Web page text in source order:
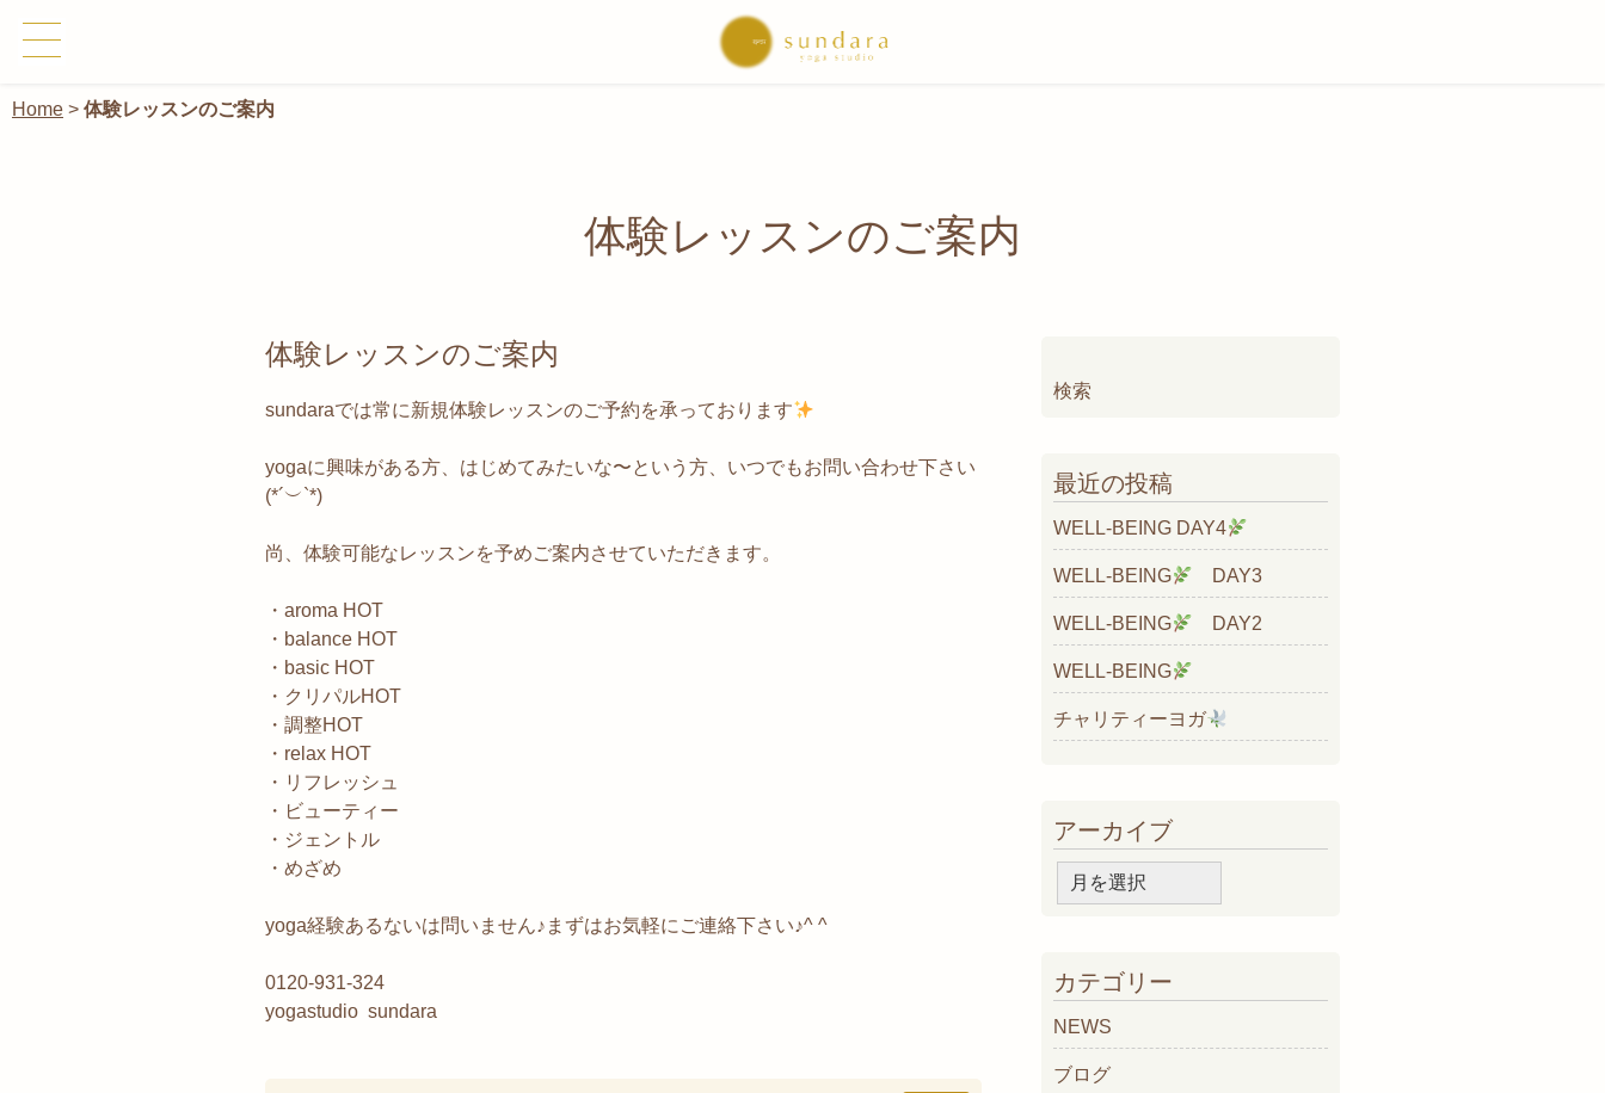
Home > 体験レッスンのご案内
体験レッスンのご案内
体験レッスンのご案内
sundaraでは常に新規体験レッスンのご予約を承っております
yogaに興味がある方、はじめてみたいな〜という方、いつでもお問い合わせ下さい
(*´︶`*)
尚、体験可能なレッスンを予めご案内させていただきます。
・aroma HOT
・balance HOT
・basic HOT
・クリパルHOT
・調整HOT
・relax HOT
・リフレッシュ
・ビューティー
・ジェントル
・めざめ
yoga経験あるないは問いません♪まずはお気軽にご連絡下さい♪^ ^
0120-931-324
yogastudio sundara
索:
最近の投稿
WELL-BEING DAY4
WELL-BEING DAY3
WELL-BEING DAY2
WELL-BEING
チャリティーヨガ
アーカイブ
ー
ブ
カテゴリー
NEWS
ブログ